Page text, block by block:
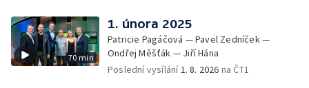
70 min
1. února 2025
Patricie Pagáčová — Pavel Zedníček —
Ondřej Měšťák — Jiří Hána
Poslední vysílání1. 8. 2026 na ČT1